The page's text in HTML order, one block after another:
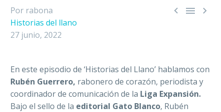
  
Por rabona
Historias del llano
27 junio, 2022
En este episodio de ‘Historias del Llano’ hablamos con
Rubén Guerrero, rabonero de corazón, periodista y
coordinador de comunicación de la Liga Expansión.
Bajo el sello de la editorial Gato Blanco, Rubén